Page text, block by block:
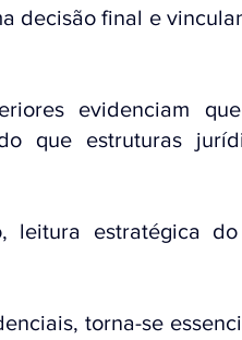
decisão final e
evidenciam
que estruturas
leitura estratégica
torna-se